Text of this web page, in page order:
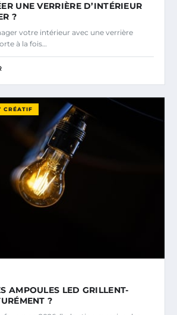
UNE VERRIÈRE D’INTÉRIEUR
?
votre intérieur avec une verrière
à la fois…
CRÉATIF
AMPOULES LED GRILLENT-
?